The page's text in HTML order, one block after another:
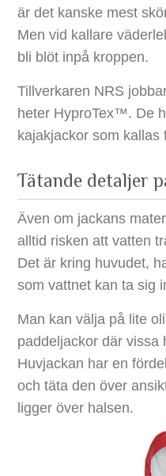
är det kanske mest
Men vid kallare
bli blöt inpå kroppen.
Tillverkaren NRS
heter HyproTex™. De
kajakjackor som kallas
Tätande detaljer
Även om jackans
alltid risken att vatten
Det är kring huvudet,
som vattnet kan ta sig
Man kan välja på lite
paddeljackor där vissa
Huvjackan har en
och täta den över
ligger över halsen.